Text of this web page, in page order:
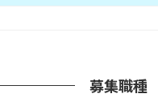
募集職種